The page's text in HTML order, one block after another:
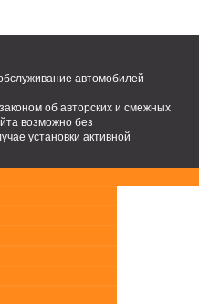
автомобилей
об авторских и смежных
возможно без
установки активной